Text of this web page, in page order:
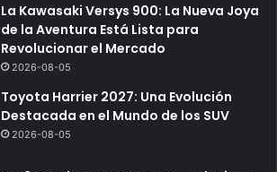
La Kawasaki Versys 900: La Nueva Joya
de la Aventura Está Lista para
Revolucionar el Mercado
2026-08-05
Toyota Harrier 2027: Una Evolución
Destacada en el Mundo de los SUV
2026-08-05